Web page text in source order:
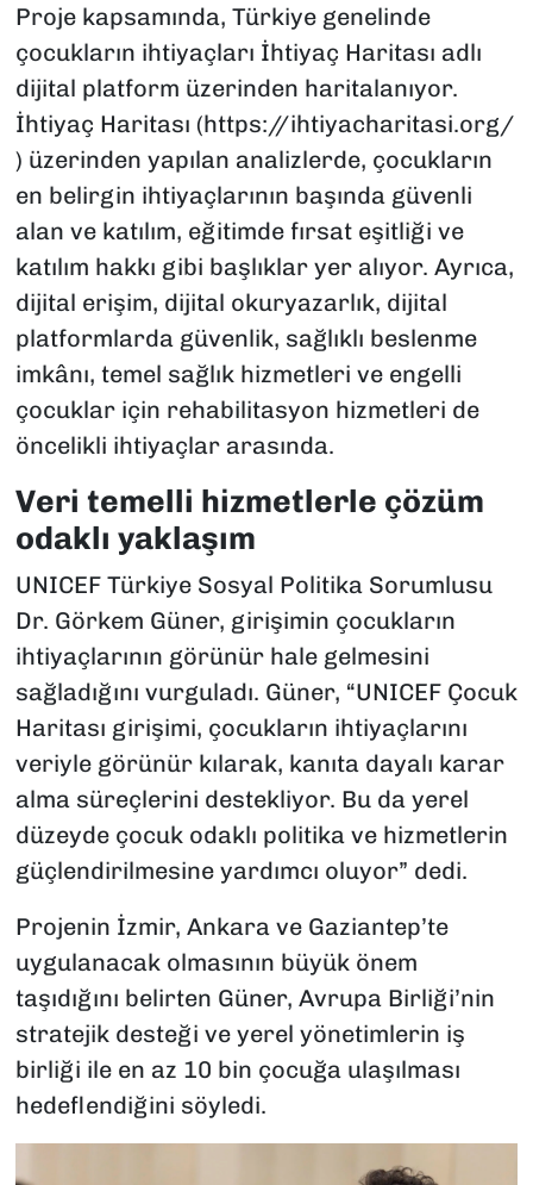
Proje kapsamında, Türkiye genelinde
çocukların ihtiyaçları İhtiyaç Haritası adlı
dijital platform üzerinden haritalanıyor.
İhtiyaç Haritası (https://ihtiyacharitasi.org/
) üzerinden yapılan analizlerde, çocukların
en belirgin ihtiyaçlarının başında güvenli
alan ve katılım, eğitimde fırsat eşitliği ve
katılım hakkı gibi başlıklar yer alıyor. Ayrıca,
dijital erişim, dijital okuryazarlık, dijital
platformlarda güvenlik, sağlıklı beslenme
imkânı, temel sağlık hizmetleri ve engelli
çocuklar için rehabilitasyon hizmetleri de
öncelikli ihtiyaçlar arasında.
Veri temelli hizmetlerle çözüm
odaklı yaklaşım
UNICEF Türkiye Sosyal Politika Sorumlusu
Dr. Görkem Güner, girişimin çocukların
ihtiyaçlarının görünür hale gelmesini
sağladığını vurguladı. Güner, “UNICEF Çocuk
Haritası girişimi, çocukların ihtiyaçlarını
veriyle görünür kılarak, kanıta dayalı karar
alma süreçlerini destekliyor. Bu da yerel
düzeyde çocuk odaklı politika ve hizmetlerin
güçlendirilmesine yardımcı oluyor” dedi.
Projenin İzmir, Ankara ve Gaziantep’te
uygulanacak olmasının büyük önem
taşıdığını belirten Güner, Avrupa Birliği’nin
stratejik desteği ve yerel yönetimlerin iş
birliği ile en az 10 bin çocuğa ulaşılması
hedeflendiğini söyledi.